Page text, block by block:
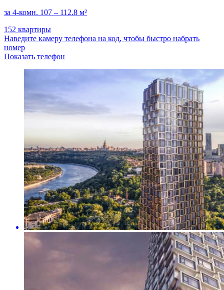
за 4-комн. 107 – 112.8 м²
152 квартиры
Наведите камеру телефона на код, чтобы быстро набрать
номер
Показать телефон